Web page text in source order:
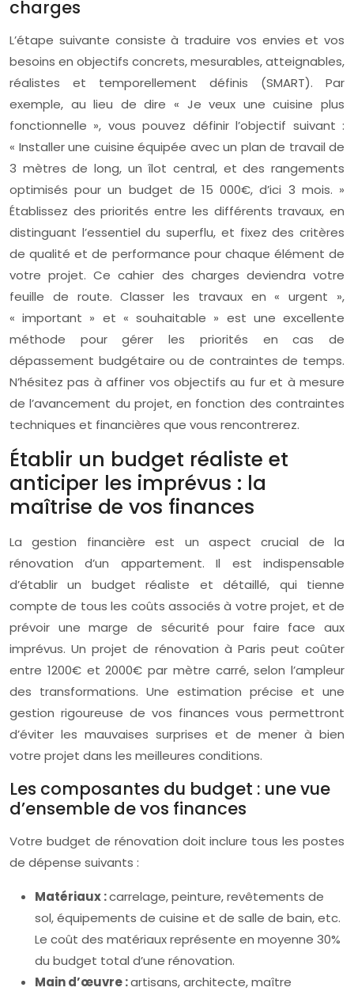
charges
L’étape suivante consiste à traduire vos envies et vos
besoins en objectifs concrets, mesurables, atteignables,
réalistes et temporellement définis (SMART). Par
exemple, au lieu de dire « Je veux une cuisine plus
fonctionnelle », vous pouvez définir l’objectif suivant :
« Installer une cuisine équipée avec un plan de travail de
3 mètres de long, un îlot central, et des rangements
optimisés pour un budget de 15 000€, d’ici 3 mois. »
Établissez des priorités entre les différents travaux, en
distinguant l’essentiel du superflu, et fixez des critères
de qualité et de performance pour chaque élément de
votre projet. Ce cahier des charges deviendra votre
feuille de route. Classer les travaux en « urgent »,
« important » et « souhaitable » est une excellente
méthode pour gérer les priorités en cas de
dépassement budgétaire ou de contraintes de temps.
N’hésitez pas à affiner vos objectifs au fur et à mesure
de l’avancement du projet, en fonction des contraintes
techniques et financières que vous rencontrerez.
Établir un budget réaliste et
anticiper les imprévus : la
maîtrise de vos finances
La gestion financière est un aspect crucial de la
rénovation d’un appartement. Il est indispensable
d’établir un budget réaliste et détaillé, qui tienne
compte de tous les coûts associés à votre projet, et de
prévoir une marge de sécurité pour faire face aux
imprévus. Un projet de rénovation à Paris peut coûter
entre 1200€ et 2000€ par mètre carré, selon l’ampleur
des transformations. Une estimation précise et une
gestion rigoureuse de vos finances vous permettront
d’éviter les mauvaises surprises et de mener à bien
votre projet dans les meilleures conditions.
Les composantes du budget : une vue
d’ensemble de vos finances
Votre budget de rénovation doit inclure tous les postes
de dépense suivants :
Matériaux :carrelage, peinture, revêtements de
sol, équipements de cuisine et de salle de bain, etc.
Le coût des matériaux représente en moyenne 30%
du budget total d’une rénovation.
Main d’œuvre :artisans, architecte, maître